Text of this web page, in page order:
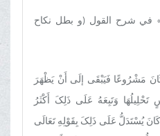
في شرح القول (و بطل نکاح
مَشْرُوعًا فَیَبْقَى إلَى أَنْ یَظْهَرَ
وَتَبِعَهُ عَلَى ذَلِکَ أَکْثَرُ
یُسْتَدَلُّ عَلَى ذَلِکَ بِقَوْلِهِ تَعَالَى